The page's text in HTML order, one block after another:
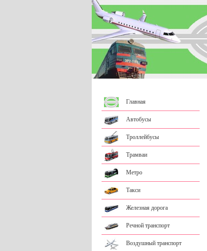
Главная
Автобусы
Троллейбусы
Трамваи
Метро
Такси
Железная дорога
Речной транспорт
Воздушный транспорт